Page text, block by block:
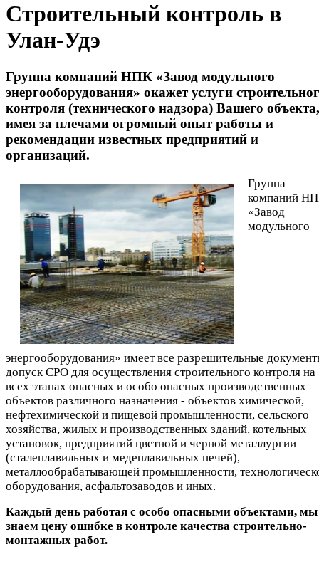
Строительный контроль в
Улан-Удэ
Группа компаний НПК «Завод модульного
энергооборудования» окажет услуги
контроля (технического надзора) Вашего объекта,
имея за плечами огромный опыт работы и
рекомендации известных предприятий и
организаций.
Группа
компаний
«Завод
модульного
энергооборудования» имеет все разрешительные
допуск СРО для осуществления строительного контроля на
всех этапах опасных и особо опасных производственных
объектов различного назначения - объектов химической,
нефтехимической и пищевой промышленности, сельского
хозяйства, жилых и производственных зданий, котельных
установок, предприятий цветной и черной металлургии
(сталеплавильных и медеплавильных печей),
металлообрабатывающей промышленности,
оборудования, асфальтозаводов и иных.
Каждый день работая с особо опасными объектами, мы
знаем цену ошибке в контроле качества строительно-
монтажных работ.